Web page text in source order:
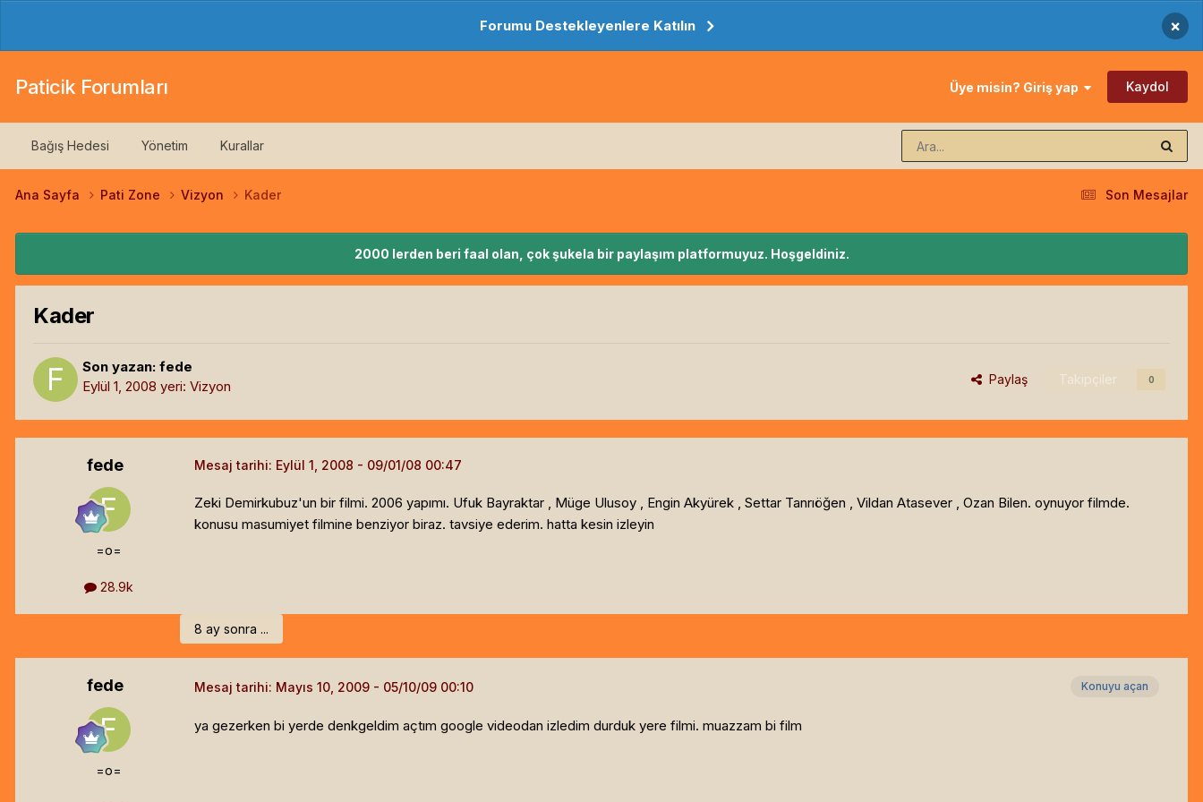
Forumu Destekleyenlere Katılın ×
Paticik Forumları Üye misin? Giriş yap Kaydol
Bağış Hedesi Yönetim Kurallar
Son Mesajlar
Ana Sayfa Pati Zone Vizyon Kader
2000 lerden beri faal olan, çok şukela bir paylaşım platformuyuz. Hoşgeldiniz.
Kader
Son yazan: fede
Eylül 1, 2008 yeri: Vizyon Paylaş Takipçiler 0
fede
=o=
28.9k
Mesaj tarihi: Eylül 1, 2008
Zeki Demirkubuz'un bir filmi. 2006 yapımı. Ufuk Bayraktar , Müge Ulusoy , Engin Akyürek , Settar Tanrıöğen , Vildan Atasever , Ozan Bilen. oynuyor filmde.
konusu masumiyet filmine benziyor biraz. tavsiye ederim. hatta kesin izleyin
8 ay sonra ...
fede
=o=
Konuyu açan
Mesaj tarihi: Mayıs 10, 2009
ya gezerken bi yerde denkgeldim açtım google videodan izledim durduk yere filmi. muazzam bi film